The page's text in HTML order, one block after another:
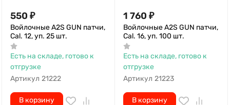
550 ₽
Войлочные A2S GUN патчи,
Cal. 12, уп. 25 шт.
Есть на складе, готово к
отгрузке
Артикул 21222
В корзину
1 760 ₽
Войлочные A2S GUN патчи,
Cal. 16, уп. 100 шт.
Есть на складе, готово к
отгрузке
Артикул 21223
В корзину